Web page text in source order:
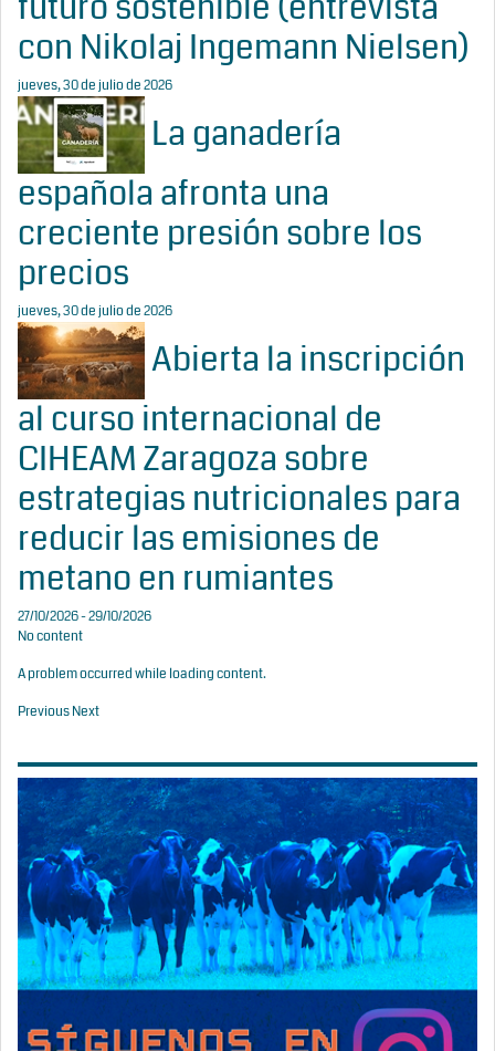
con Nikolaj Ingemann Nielsen)
jueves, 30 de julio de 2026
La ganadería
española afronta una
creciente presión sobre los
precios
jueves, 30 de julio de 2026
Abierta la inscripción
al curso internacional de
CIHEAM Zaragoza sobre
estrategias nutricionales para
reducir las emisiones de
metano en rumiantes
27/10/2026 - 29/10/2026
No content
A problem occurred while loading content.
PreviousNext